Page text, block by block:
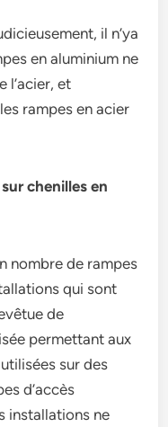
il n’ya
en aluminium ne
l’acier, et
rampes en acier
chenilles en
nombre de rampes
qui sont
de
permettant aux
sur des
d’accès
installations ne